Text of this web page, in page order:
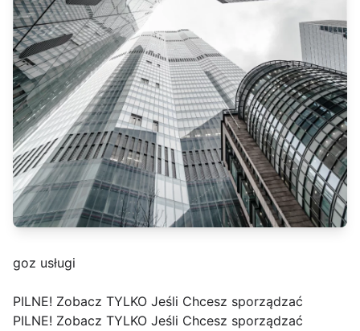
goz usługi
PILNE! Zobacz TYLKO Jeśli Chcesz sporządzać
PILNE! Zobacz TYLKO Jeśli Chcesz sporządzać